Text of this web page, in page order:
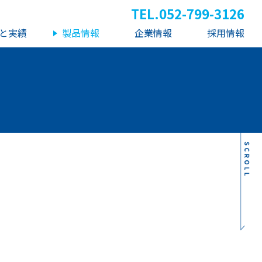
実績 製品情報 企業情報 採用情報
TEL.052-799-3126